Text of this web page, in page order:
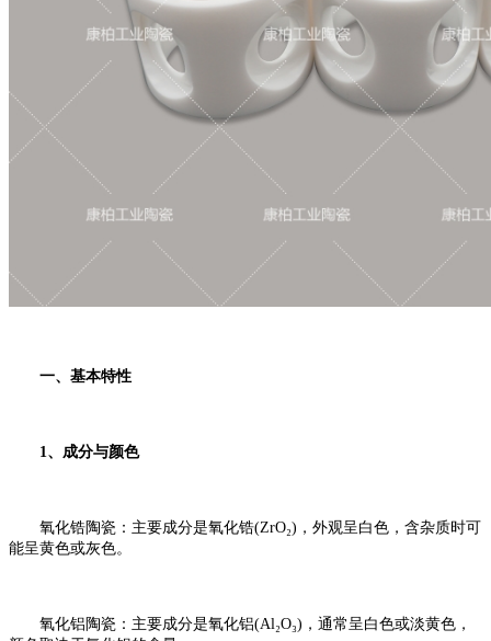
一、基本特性
1、成分与颜色
氧化锆陶瓷：主要成分是氧化锆(ZrO₂)，外观呈白色，含杂质时可
能呈黄色或灰色。
氧化铝陶瓷：主要成分是氧化铝(Al₂O₃)，通常呈白色或淡黄色，